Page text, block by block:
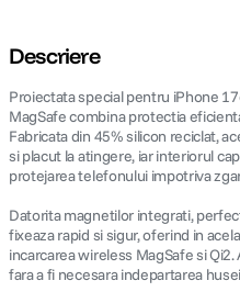
Descriere
Proiectata special pentru iPhone
MagSafe combina protectia
Fabricata din 45% silicon reciclat,
si placut la atingere, iar interiorul
protejarea telefonului impotriva
Datorita magnetilor integrati,
fixeaza rapid si sigur, oferind in
incarcarea wireless MagSafe si
fara a fi necesara indepartarea